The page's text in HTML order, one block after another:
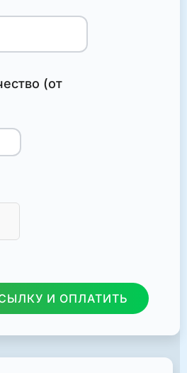
(от
И ОПЛАТИТЬ